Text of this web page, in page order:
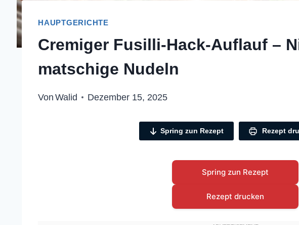
HAUPTGERICHTE
Cremiger Fusilli-Hack-Auflauf –
matschige Nudeln
Von Walid Dezember 15, 2025
Spring zun Rezept Rezept
Spring zun Rezept
Rezept drucken